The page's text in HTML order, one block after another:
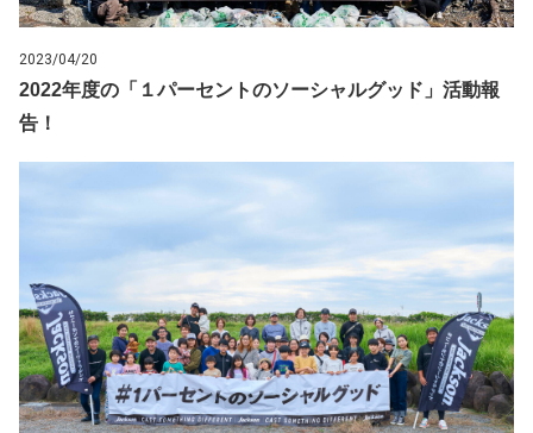
2023/04/20
2022年度の「１パーセントのソーシャルグッド」活動報
告！